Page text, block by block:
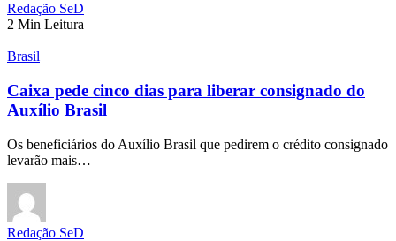
Redação SeD
2 Min Leitura
Brasil
Caixa pede cinco dias para liberar consignado do
Auxílio Brasil
Os beneficiários do Auxílio Brasil que pedirem o crédito consignado
levarão mais…
Redação SeD